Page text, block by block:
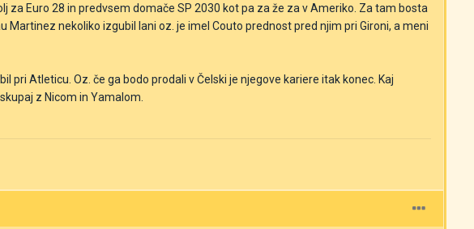
za Euro 28 in predvsem domače SP 2030 kot pa za že za v Ameriko. Za tam bosta
nekoliko izgubil lani oz. je imel Couto prednost pred njim pri Gironi, a meni
Atleticu. Oz. če ga bodo prodali v Čelski je njegove kariere itak konec. Kaj
z Nicom in Yamalom.